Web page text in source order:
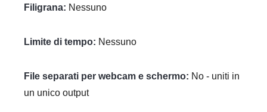
Filigrana: Nessuno
Limite di tempo: Nessuno
File separati per webcam e schermo: No - uniti in
un unico output